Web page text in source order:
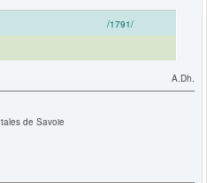
/1791/
A.Dh.
de Savoie